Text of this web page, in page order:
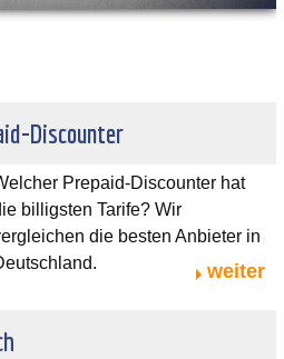
Discounter
Prepaid-Discounter hat
billigsten Tarife? Wir
die besten Anbieter in
weiter